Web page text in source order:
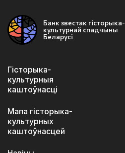
Банк звестак гісторыка-
культурнай спадчыны
Беларусі
Гісторыка-
культурныя
каштоўнасці
Мапа гісторыка-
культурных
каштоўнасцей